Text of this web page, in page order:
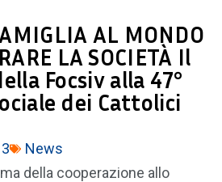
AL MONDO
LA SOCIETÀ Il
Focsiv alla 47°
dei Cattolici
News
della cooperazione allo